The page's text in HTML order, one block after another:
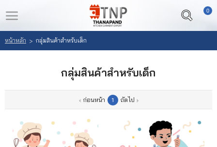
LOGIN
REGISTER
สนใจ
วิธี
0
หน้าหลัก > กลุ่มสินค้าสำหรับเด็ก
กลุ่มสินค้าสำหรับเด็ก
ก่อนหน้า 1 ถัดไป